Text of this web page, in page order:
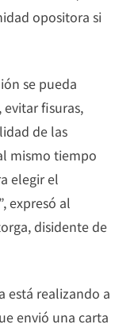
opositora si
se pueda
fisuras,
de las
mismo tiempo
elegir el
expresó al
disidente de
está realizando a
envió una carta